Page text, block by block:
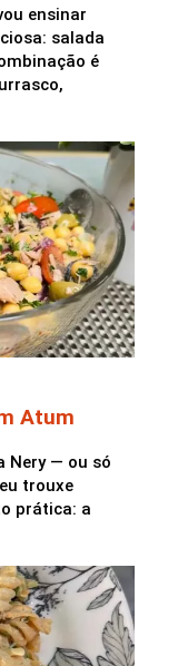
ensinar
salada
é
Atum
Nery — ou só
trouxe
prática: a